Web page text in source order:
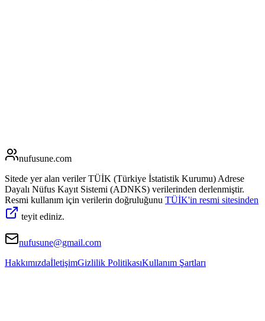
nufusune.com
Sitede yer alan veriler TÜİK (Türkiye İstatistik Kurumu) Adrese
Dayalı Nüfus Kayıt Sistemi (ADNKS) verilerinden derlenmiştir.
Resmi kullanım için verilerin doğruluğunu TÜİK'in resmi sitesinden
teyit ediniz.
nufusune@gmail.com
HakkımızdaİletişimGizlilik PolitikasıKullanım Şartları